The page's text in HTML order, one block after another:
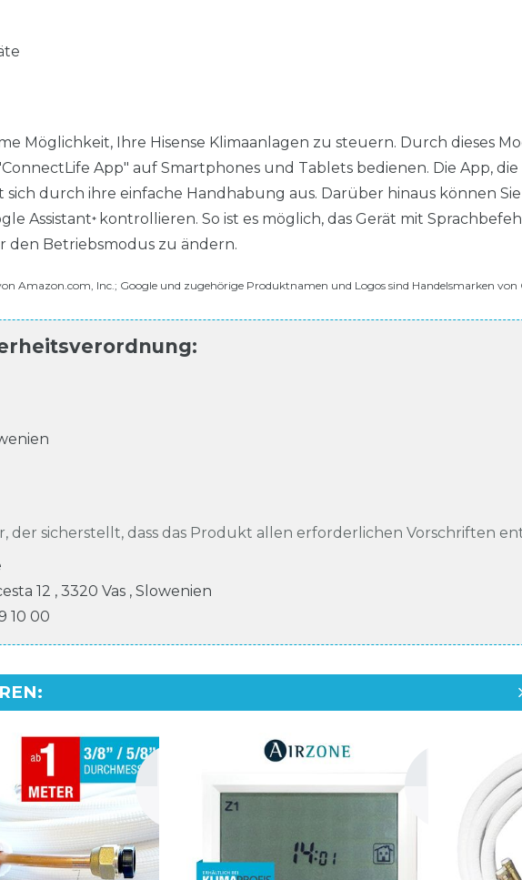
Möglichkeit, Ihre Hisense Klimaanlagen zu steuern. Durch dieses
App" auf Smartphones und Tablets bedienen. Die App, die
durch ihre einfache Handhabung aus. Darüber hinaus können
Assistant* kontrollieren. So ist es möglich, das Gerät mit
den Betriebsmodus zu ändern.
Amazon.com, Inc.; Google und zugehörige Produktnamen und Logos sind Handelsmarken von
:
der sicherstellt, dass das Produkt allen erforderlichen Vorschriften
12 , 3320 Vas , Slowenien
10 00
: